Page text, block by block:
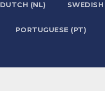
DUTCH (NL) SWEDISH
PORTUGUESE (PT)